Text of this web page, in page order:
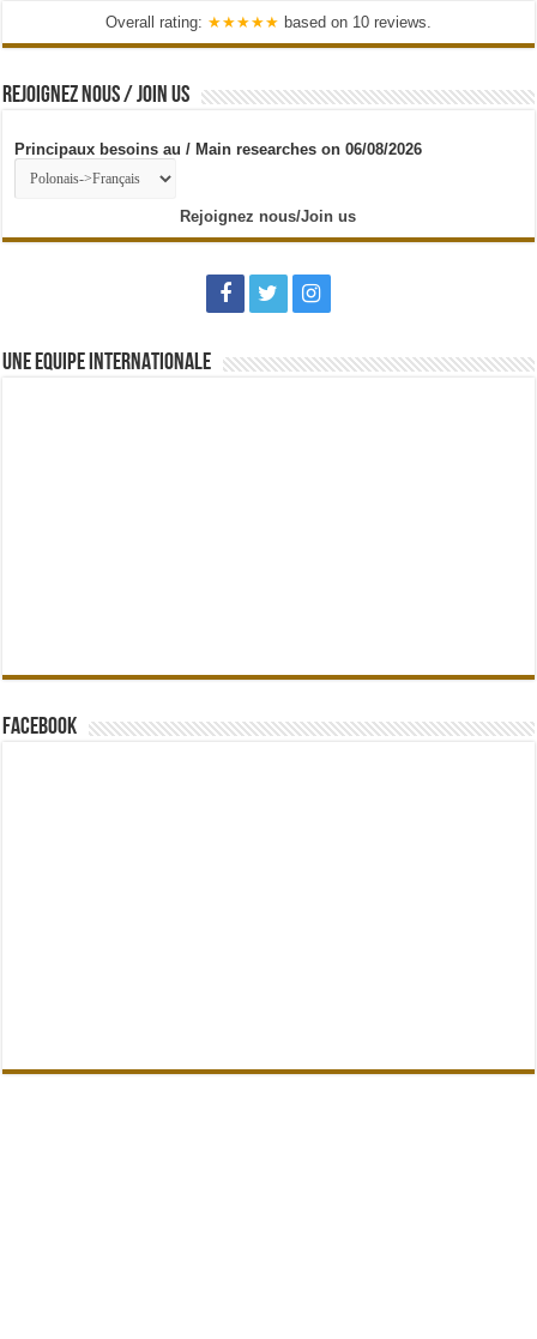
Overall rating: ★★★★★ based on 10 reviews.
REJOIGNEZ NOUS / JOIN US
Principaux besoins au / Main researches on 06/08/2026
Rejoignez nous/Join us
UNE EQUIPE INTERNATIONALE
Facebook